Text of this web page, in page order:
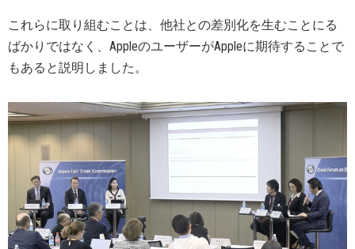
これらに取り組むことは、他社との差別化を生むことにる
ばかりではなく、AppleのユーザーがAppleに期待することで
もあると説明しました。